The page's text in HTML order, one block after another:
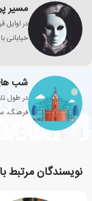
مسیر
در اوایل
خیابانی
شب
در طول
فرهنگ،
نویسندگان مرتبط